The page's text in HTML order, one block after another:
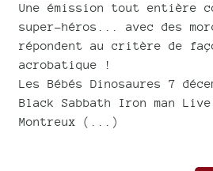
Une émission tout entière
super-héros... avec des
répondent au critère de
acrobatique !
Les Bébés Dinosaures 7
Black Sabbath Iron man
Montreux (...)